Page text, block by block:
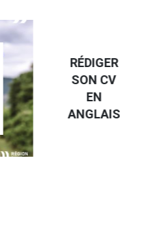
RÉDIGER
SON CV
EN
ANGLAIS